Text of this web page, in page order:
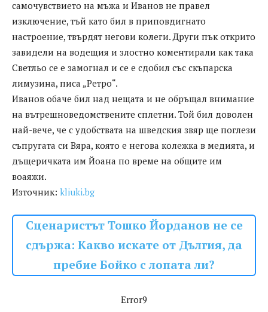
самочувствието на мъжа и Иванов не правел
изключение, тъй като бил в приповдигнато
настроение, твърдят негови колеги. Други пък открито
завидели на водещия и злостно коментирали как така
Светльо се е замогнал и се е сдобил със скъпарска
лимузина, писа „Ретро“.
Иванов обаче бил над нещата и не обръщал внимание
на вътрешноведомствените сплетни. Той бил доволен
най-вече, че с удобствата на шведския звяр ще поглези
съпругата си Вяра, която е негова колежка в медията, и
дъщеричката им Йоана по време на общите им
воаяжи.
Източник: kliuki.bg
Сценаристът Тошко Йорданов не се
сдържа: Какво искате от Дългия, да
пребие Бойко с лопата ли?
Error9